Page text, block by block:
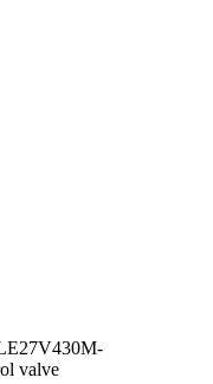
valve